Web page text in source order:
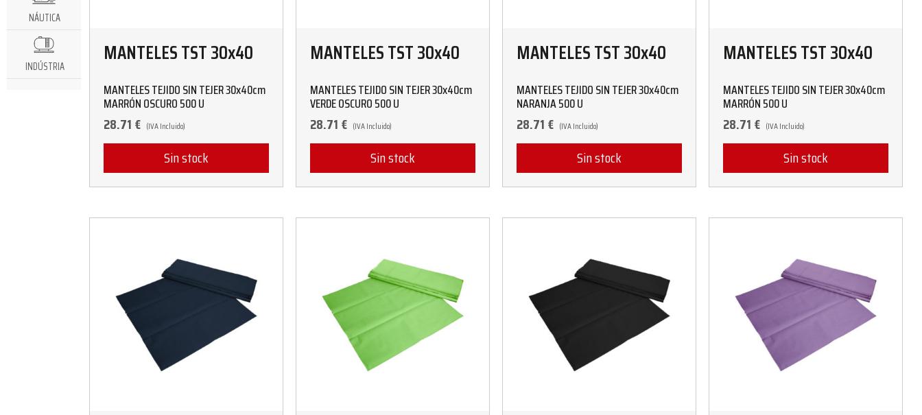
NÁUTICA
INDÚSTRIA MANTELES TST 30x40
MANTELES TEJIDO SIN TEJER 30x40cm
MARRÓN OSCURO 500 U
28.71€ (IVA Incluido)
Sin stock
MANTELES TST 30x40
MANTELES TEJIDO SIN TEJER 30x40cm
VERDE OSCURO 500 U
28.71€ (IVA Incluido)
Sin stock
MANTELES TST 30x40
MANTELES TEJIDO SIN TEJER 30x40cm
NARANJA 500 U
28.71€ (IVA Incluido)
Sin stock
MANTELES TST 30x40
MANTELES TEJIDO SIN TEJER 30x40cm
MARRÓN 500 U
28.71€ (IVA Incluido)
Sin stock